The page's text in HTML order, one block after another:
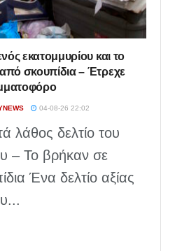
εκατομμυρίου και το
σκουπίδια – Έτρεχε
04-08-26 22:02
λάθος δελτίο του
– Το βρήκαν σε
Ένα δελτίο αξίας